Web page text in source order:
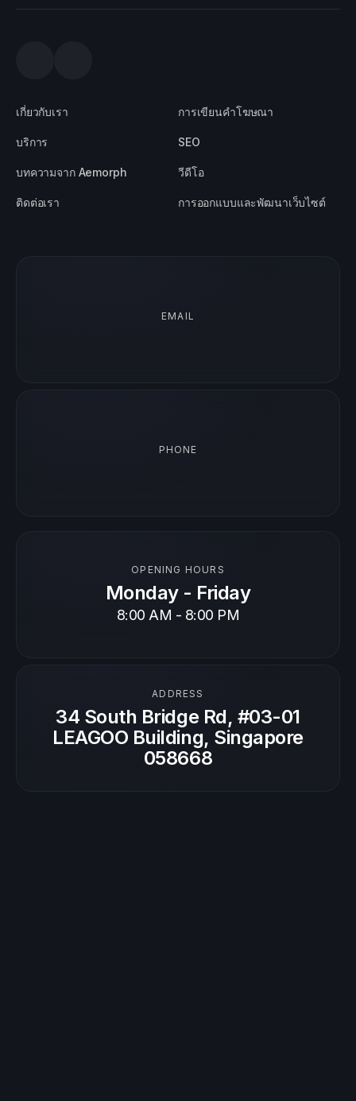
เกี่ยวกับเรา
บริการ
บทความจาก Aemorph
ติดต่อเรา
การเขียนคำโฆษณา
SEO
วีดีโอ
การออกแบบและพัฒนาเว็บไซต์
EMAIL
PHONE
OPENING HOURS
Monday - Friday
8:00 AM - 8:00 PM
ADDRESS
34 South Bridge Rd, #03-01
LEAGOO Building, Singapore
058668